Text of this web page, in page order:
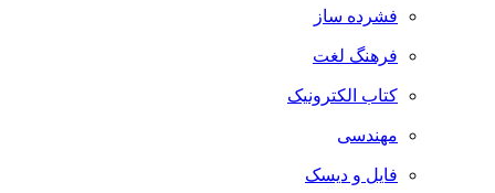
فشرده ساز
فرهنگ لغت
کتاب الکترونیک
مهندسی
فایل و دیسک